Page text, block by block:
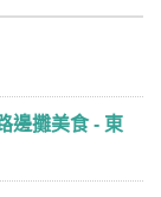
邊攤美食 - 東